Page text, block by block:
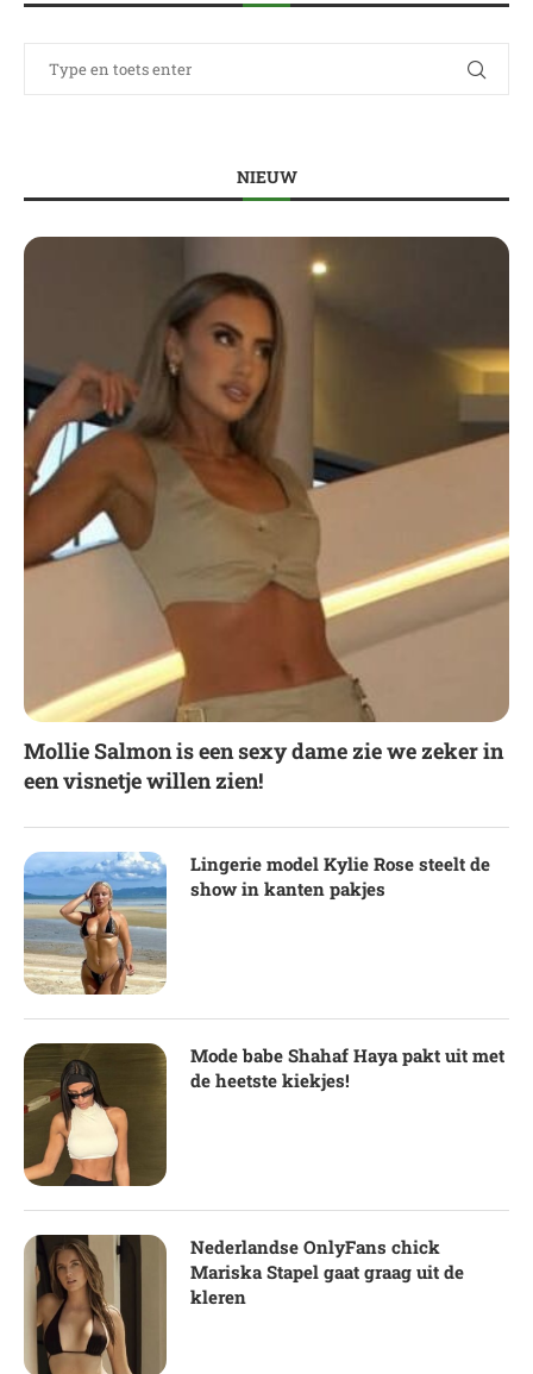
NIEUW
Mollie Salmon is een sexy dame zie we zeker in
een visnetje willen zien!
Lingerie model Kylie Rose steelt de
show in kanten pakjes
Mode babe Shahaf Haya pakt uit met
de heetste kiekjes!
Nederlandse OnlyFans chick
Mariska Stapel gaat graag uit de
kleren